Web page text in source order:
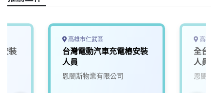
b
o
a
s
e
I
n
L
n
裝
高雄市仁武區
台灣電動汽車充電樁安裝
人員
恩閤斯物業有限公司
高雄
全台
人員
恩閤斯